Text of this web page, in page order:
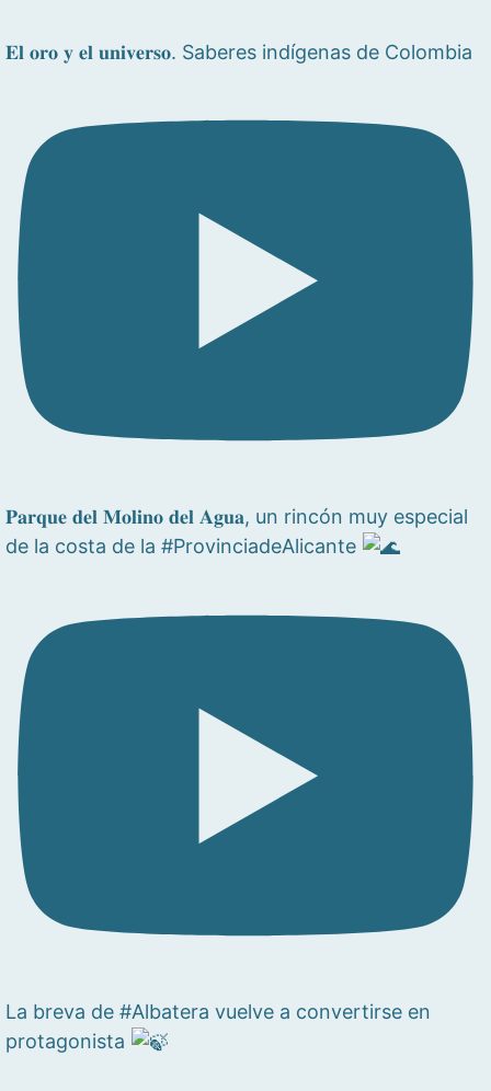
𝐄𝐥 𝐨𝐫𝐨 𝐲 𝐞𝐥 𝐮𝐧𝐢𝐯𝐞𝐫𝐬𝐨. Saberes indígenas de Colombia
𝐏𝐚𝐫𝐪𝐮𝐞 𝐝𝐞𝐥 𝐌𝐨𝐥𝐢𝐧𝐨 𝐝𝐞𝐥 𝐀𝐠𝐮𝐚, un rincón muy especial
de la costa de la #ProvinciadeAlicante
La breva de #Albatera vuelve a convertirse en
protagonista